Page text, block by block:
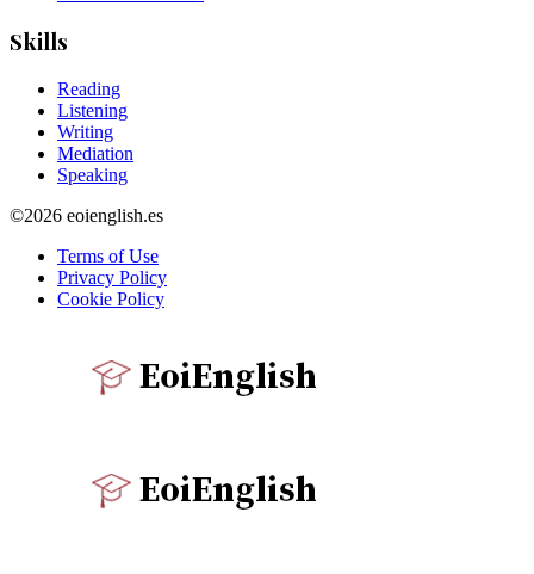
Skills
Reading
Listening
Writing
Mediation
Speaking
©2026 eoienglish.es
Terms of Use
Privacy Policy
Cookie Policy